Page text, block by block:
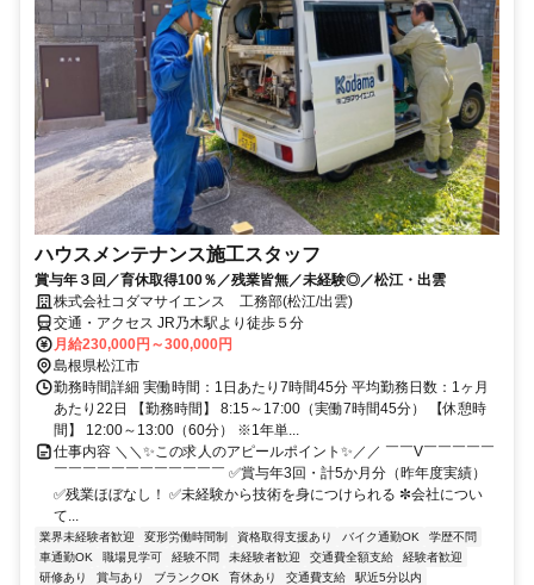
ハウスメンテナンス施工スタッフ
賞与年３回／育休取得100％／残業皆無／未経験◎／松江・出雲
株式会社コダマサイエンス 工務部(松江/出雲)
交通・アクセス JR乃木駅より徒歩５分
月給230,000円～300,000円
島根県松江市
勤務時間詳細 実働時間：1日あたり7時間45分 平均勤務日数：1ヶ月
あたり22日 【勤務時間】 8:15～17:00（実働7時間45分） 【休憩時
間】 12:00～13:00（60分） ※1年単...
仕事内容 ＼＼✨この求人のアピールポイント✨／／ ￣￣V￣￣￣￣￣
￣￣￣￣￣￣￣￣￣￣￣￣ ✅賞与年3回・計5か月分（昨年度実績）
✅残業ほぼなし！ ✅未経験から技術を身につけられる ✼会社につい
て...
業界未経験者歓迎 変形労働時間制 資格取得支援あり バイク通勤OK
学歴不問
車通勤OK
職場見学可 経験不問 未経験者歓迎 交通費全額支給
経験者歓迎
研修あり
賞与あり ブランクOK 育休あり 交通費支給
駅近5分以内